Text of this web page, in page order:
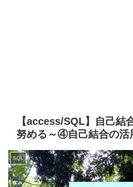
【access/SQL】自己結
努める～④自己結合の活
SQL